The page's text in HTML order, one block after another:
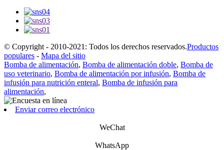
© Copyright - 2010-2021: Todos los derechos reservados.Productos
populares - Mapa del sitio
Bomba de alimentación, Bomba de alimentación doble, Bomba de
uso veterinario, Bomba de alimentación por infusión, Bomba de
infusión para nutrición enteral, Bomba de infusión para
alimentación,
Enviar correo electrónico
WeChat
WhatsApp